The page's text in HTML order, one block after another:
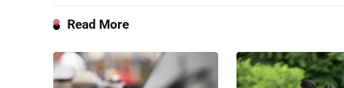
Read More